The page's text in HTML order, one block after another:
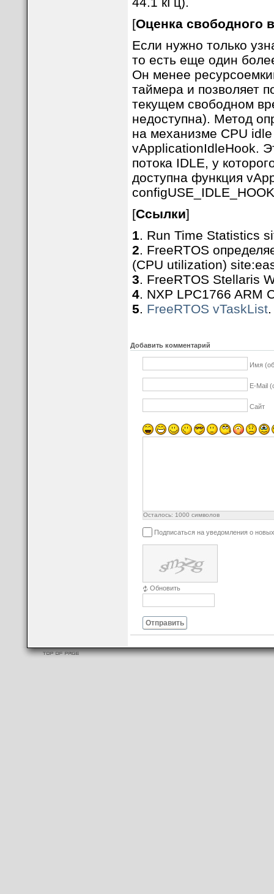
[Оценка свободного
Если нужно только
то есть еще один
Он менее
таймера и позволяет
текущем свободном
недоступна). Метод
на механизме CPU
vApplicationIdleHook.
потока IDLE, у
доступна функция
[Ссылки]
1. Run Time Statistics
2. FreeRTOS
(CPU utilization)
3. FreeRTOS Stellaris
4. NXP LPC1766 ARM
5. FreeRTOS vTaskList.
Добавить комментарий
Имя
E-Mail
Сайт
Осталось: 1000 символов
Подписаться на уведомления о
Обновить
Отправить